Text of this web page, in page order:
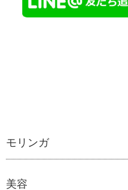
モリンガ
モリンガ
美容